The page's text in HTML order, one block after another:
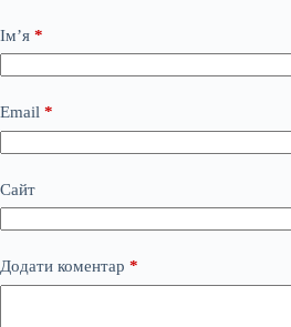
Ім’я *
Email *
Сайт
Додати коментар *